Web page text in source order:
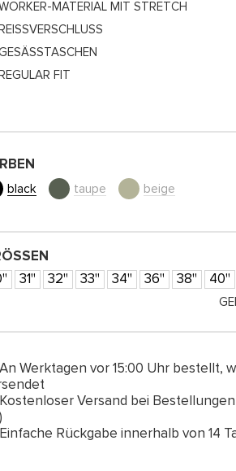
MATERIAL MIT STRETCH
REISSVERSCHLUSS
REGULAR FIT
black taupe beige
31'' 32'' 33'' 34'' 36'' 38'' 40''
An Werktagen vor 15:00 Uhr bestellt,
Kostenloser Versand bei
Einfache Rückgabe innerhalb von 14